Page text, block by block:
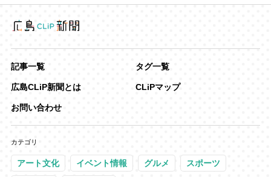
記事一覧 タグ一覧
広島CLiP新聞とは CLiPマップ
お問い合わせ
カテゴリ
アート文化 イベント情報 グルメ スポーツ